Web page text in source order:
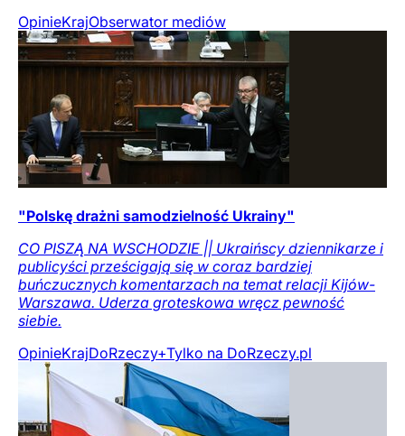
OpinieKrajObserwator mediów
"Polskę drażni samodzielność Ukrainy"
CO PISZĄ NA WSCHODZIE || Ukraińscy dziennikarze i
publicyści prześcigają się w coraz bardziej
buńczucznych komentarzach na temat relacji Kijów-
Warszawa. Uderza groteskowa wręcz pewność
siebie.
OpinieKrajDoRzeczy+Tylko na DoRzeczy.pl